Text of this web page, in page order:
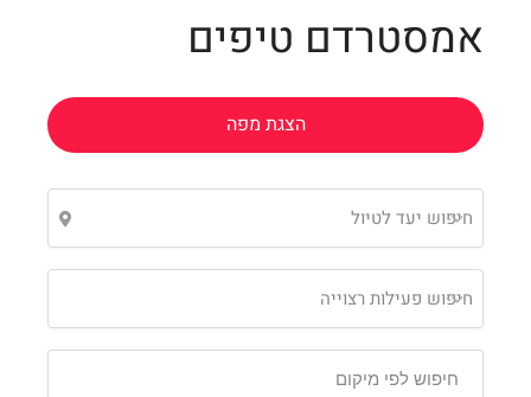
אמסטרדם טיפים
הצגת מפה
חיפוש יעד לטיול
חיפוש פעילות רצוייה